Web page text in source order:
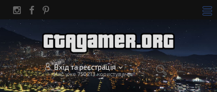
Вхід та реєстрація
Нас уже750213користувачів!